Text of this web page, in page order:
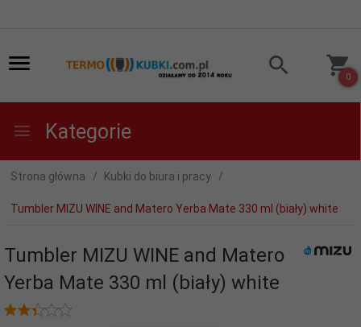
0
Kategorie
Strona główna Kubki do biura i pracy
Tumbler MIZU WINE and Matero Yerba Mate 330 ml (biały) white
Tumbler MIZU WINE and Matero
Yerba Mate 330 ml (biały) white